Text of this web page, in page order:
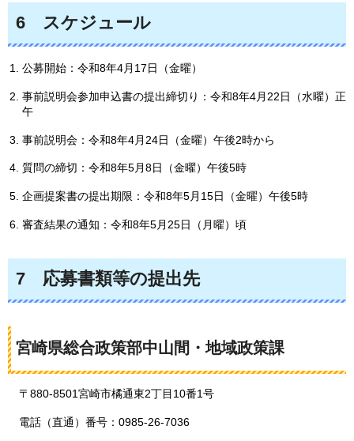
6 スケジュール
公募開始：令和8年4月17日（金曜）
事前説明会参加申込書の提出締切り：令和8年4月22日（水曜）正
午
事前説明会：令和8年4月24日（金曜）午後2時から
質問の締切：令和8年5月8日（金曜）午後5時
企画提案書の提出期限：令和8年5月15日（金曜）午後5時
審査結果の通知：令和8年5月25日（月曜）頃
7 応募書類等の提出先
宮崎県総合政策部中山間・地域政策課
〒880-8501宮崎市橘通東2丁目10番1号
電話（直通）番号：0985-26-7036